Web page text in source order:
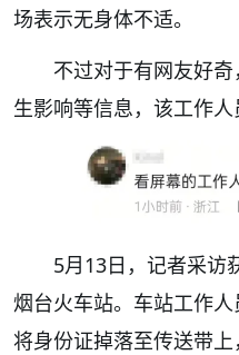
场表示无身体不适。
不过对于有网友好
生影响等信息，该工作人
5月13日，记者采访
烟台火车站。车站工作
将身份证掉落至传送带